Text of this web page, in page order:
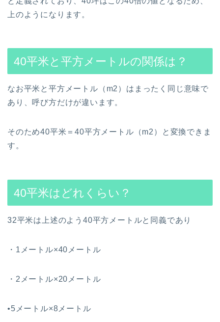
上のようになります。
40平米と平方メートルの関係は？
なお平米と平方メートル（m2）はまったく同じ意味で
あり、呼び方だけが違います。
そのため40平米＝40平方メートル（m2）と変換できま
す。
40平米はどれくらい？
32平米は上述のよう40平方メートルと同義であり
・1メートル×40メートル
・2メートル×20メートル
•5メートル×8メートル